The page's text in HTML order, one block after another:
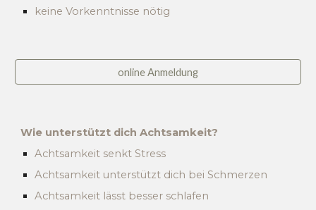
keine Vorkenntnisse nötig
online Anmeldung
Wie unterstützt dich Achtsamkeit?
Achtsamkeit senkt Stress
Achtsamkeit unterstützt dich bei Schmerzen
Achtsamkeit lässt besser schlafen